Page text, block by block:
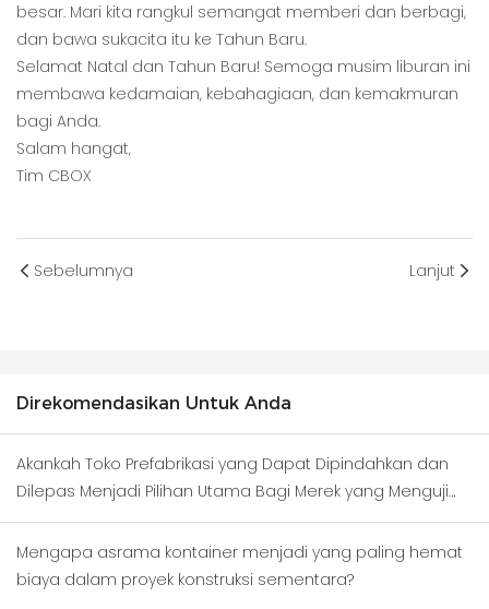
besar. Mari kita rangkul semangat memberi dan berbagi,
dan bawa sukacita itu ke Tahun Baru.
Selamat Natal dan Tahun Baru! Semoga musim liburan ini
membawa kedamaian, kebahagiaan, dan kemakmuran
bagi Anda.
Salam hangat,
Tim CBOX
Sebelumnya Lanjut
Direkomendasikan Untuk Anda
Akankah Toko Prefabrikasi yang Dapat Dipindahkan dan
Dilepas Menjadi Pilihan Utama Bagi Merek yang Menguji
Kawasan Bisnis Baru?
Mengapa asrama kontainer menjadi yang paling hemat
biaya dalam proyek konstruksi sementara?